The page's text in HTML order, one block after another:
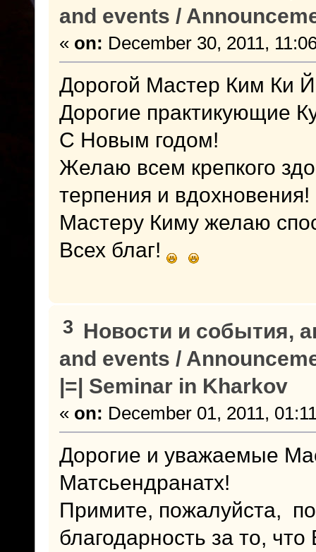
and events /
« on: December 30, 2011,
Дорогой Мастер Ким Ки
Дорогие практикующие
С Новым годом!
Желаю всем крепкого
терпения и вдохновения!
Мастеру Киму желаю
Всех благ!
3 Новости и события,
and events /
|=| Seminar in Kharkov
« on: December 01, 2011,
Дорогие и уважаемые
Матсьендранатх!
Примите, пожалуйста,
благодарность за то,